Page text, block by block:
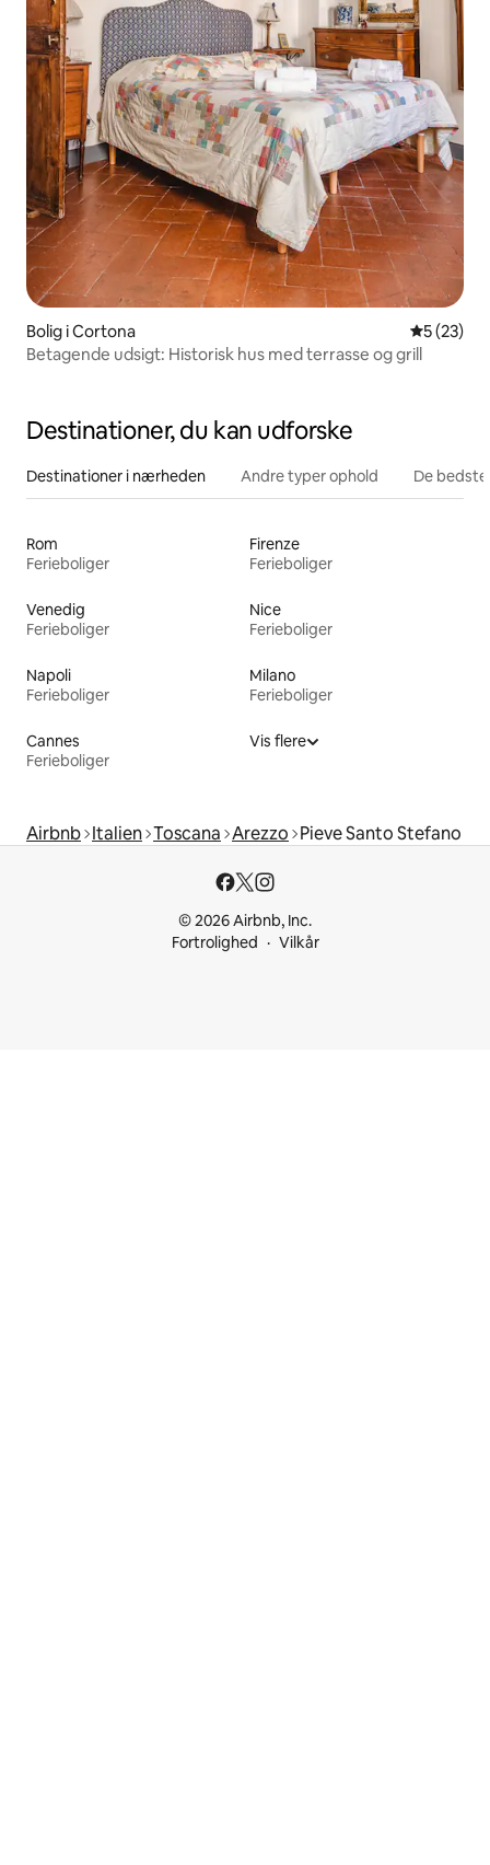
Bolig i Cortona 5 ud af 5 i
5 (23)
Betagende udsigt: Historisk hus med terrasse og grill
Destinationer, du kan udforske
Destinationer i nærheden Andre typer ophold De
Rom
Ferieboliger
Firenze
Ferieboliger
Venedig
Ferieboliger
Nice
Ferieboliger
Napoli
Ferieboliger
Milano
Ferieboliger
Cannes
Ferieboliger
Vis flere
Airbnb Italien Toscana Arezzo Pieve Santo Stefano
© 2026 Airbnb, Inc.
Fortrolighed
Vilkår